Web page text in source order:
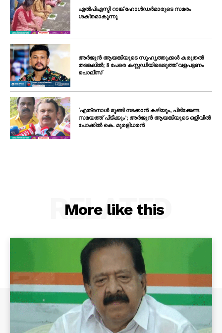
എൽപിഎസ്ടി റാങ്ക് ഹോൾഡർമാരുടെ സമരം
ശക്തമാകുന്നു
അർജുൻ ആയങ്കിയുടെ സുഹൃത്തുക്കൾ കരുതൽ
തടങ്കലിൽ; 8 പേരെ കസ്റ്റഡിയിലെടുത്ത് വളപട്ടണം
പൊലീസ്
‘എത്രനാൾ മുങ്ങി നടക്കാൻ കഴിയും, പിടിക്കേണ്ട
സമയത്ത് പിടിക്കും’; അർജുൻ ആയങ്കിയുടെ ഒളിവിൽ
പോക്കിൽ കെ. മുരളിധരൻ
More like this
RELATED